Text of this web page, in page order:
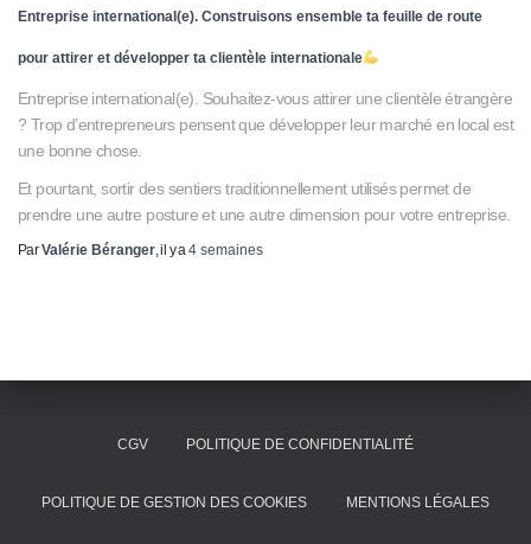
Entreprise international(e). Construisons ensemble ta feuille de route
pour attirer et développer ta clientèle internationale
Entreprise international(e). Souhaitez-vous attirer une clientèle étrangère
? Trop d’entrepreneurs pensent que développer leur marché en local est
une bonne chose.
Et pourtant, sortir des sentiers traditionnellement utilisés permet de
prendre une autre posture et une autre dimension pour votre entreprise.
ParValérie Béranger, il y a4 semaines
CGV POLITIQUE DE CONFIDENTIALITÉ
POLITIQUE DE GESTION DES COOKIES MENTIONS LÉGALES